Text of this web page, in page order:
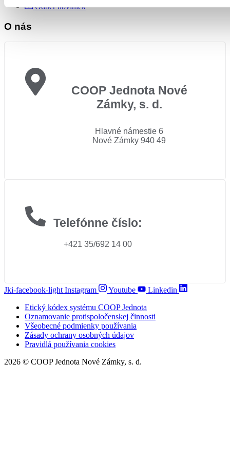
Odber noviniek
O nás
COOP Jednota Nové
Zámky, s. d.
Hlavné námestie 6
Nové Zámky 940 49
Telefónne číslo:
+421 35/692 14 00
Jki-facebook-light Instagram Youtube
Linkedin
Etický kódex systému COOP Jednota
Oznamovanie protispoločenskej činnosti
Všeobecné podmienky používania
Zásady ochrany osobných údajov
Pravidlá používania cookies
2026 © COOP Jednota Nové Zámky, s. d.